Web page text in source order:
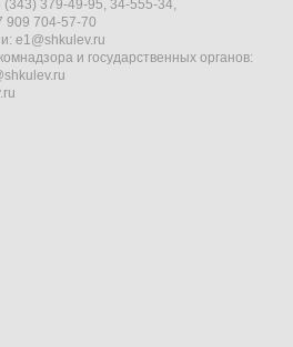
(343) 379-49-95, 34-555-34,
909 704-57-70
e1@shkulev.ru
и государственных органов: